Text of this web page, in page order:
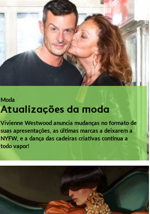
Moda
Atualizações da moda
Vivienne Westwood anuncia mudanças no formato de
suas apresentações, as últimas marcas a deixarem a
NYFW, e a dança das cadeiras criativas continua a
todo vapor!